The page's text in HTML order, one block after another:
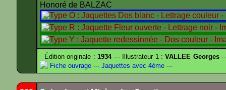
Honoré de BALZAC
Édition originale :1934--- Illustrateur 1 :VALLEE Georges
Fiche ouvrage --- Jaquettes avec 4ème ---